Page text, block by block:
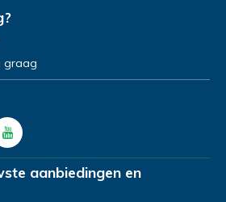
graag
aanbiedingen en
*
*
*
voor proefzitten*